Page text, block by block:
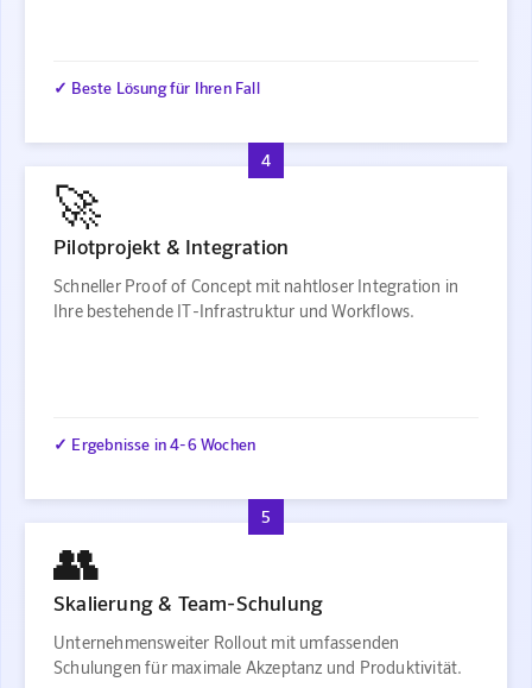
✓ Beste Lösung für Ihren Fall
4
🚀
Pilotprojekt & Integration
Schneller Proof of Concept mit nahtloser Integration in
Ihre bestehende IT-Infrastruktur und Workflows.
✓ Ergebnisse in 4-6 Wochen
5
👥
Skalierung & Team-Schulung
Unternehmensweiter Rollout mit umfassenden
Schulungen für maximale Akzeptanz und Produktivität.